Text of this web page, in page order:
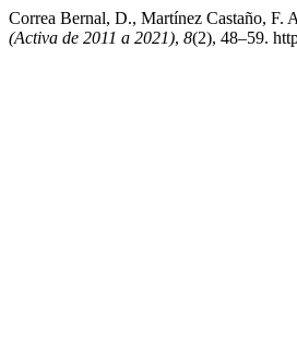
Correa Bernal, D., Martínez Castaño, F.
(Activa de 2011 a 2021), 8(2), 48–59.